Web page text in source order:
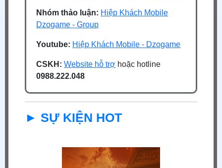
Nhóm thảo luận: Hiệp Khách Mobile
Dzogame - Group
Youtube: Hiệp Khách Mobile - Dzogame
CSKH: Website hỗ trợ hoặc hotline
0988.222.048
► SỰ KIỆN HOT